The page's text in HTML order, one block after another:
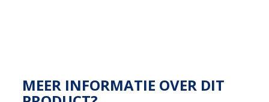
MEER INFORMATIE OVER DIT